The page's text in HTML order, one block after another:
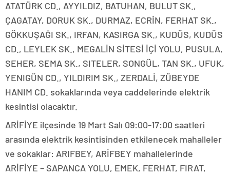
ATATÜRK CD., AYYILDIZ, BATUHAN, BULUT SK.,
ÇAGATAY, DORUK SK., DURMAZ, ECRİN, FERHAT SK.,
GÖKKUŞAĞI SK., IRFAN, KASIRGA SK., KUDÜS, KUDÜS
CD., LEYLEK SK., MEGALİN SİTESİ İÇİ YOLU, PUSULA,
SEHER, SEMA SK., SITELER, SONGÜL, TAN SK., UFUK,
YENIGÜN CD., YILDIRIM SK., ZERDALİ, ZÜBEYDE
HANIM CD. sokaklarında veya caddelerinde elektrik
kesintisi olacaktır.
ARİFİYE ilçesinde 19 Mart Salı 09:00-17:00 saatleri
arasında elektrik kesintisinden etkilenecek mahalleler
ve sokaklar: ARIFBEY, ARİFBEY mahallelerinde
ARİFİYE – SAPANCA YOLU, EMEK, FERHAT, FIRAT,